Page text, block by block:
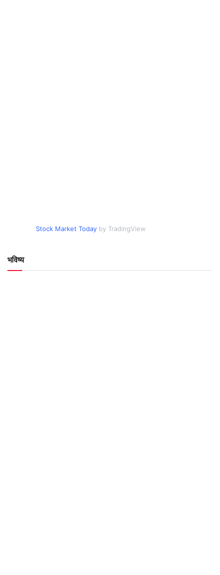
Stock Market Today by TradingView
भविष्य